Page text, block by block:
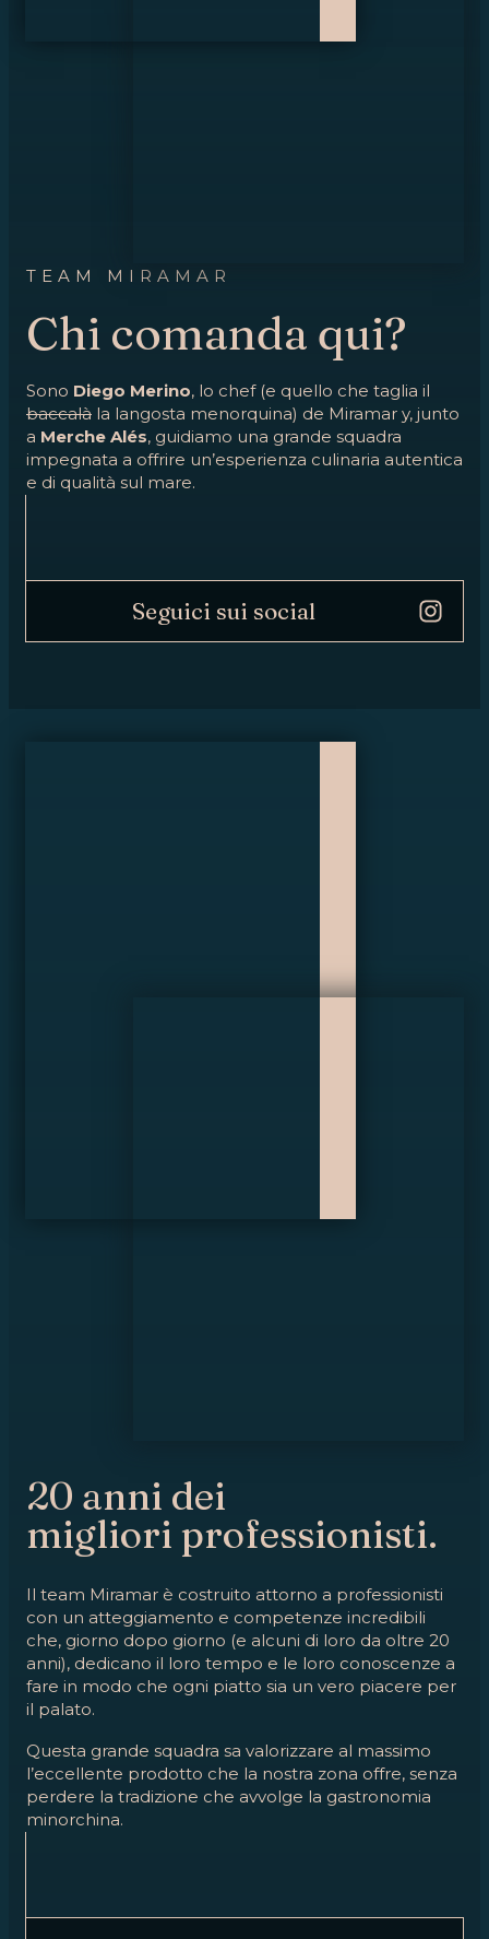
TEAM MIRAMAR
Chi comanda qui?
Sono Diego Merino, lo chef (e quello che taglia il
baccalà la langosta menorquina) de Miramar y, junto
a Merche Alés, guidiamo una grande squadra
impegnata a offrire un’esperienza culinaria autentica
e di qualità sul mare.
Seguici sui social
20 anni dei
migliori professionisti.
Il team Miramar è costruito attorno a professionisti
con un atteggiamento e competenze incredibili
che, giorno dopo giorno (e alcuni di loro da oltre 20
anni), dedicano il loro tempo e le loro conoscenze a
fare in modo che ogni piatto sia un vero piacere per
il palato.
Questa grande squadra sa valorizzare al massimo
l’eccellente prodotto che la nostra zona offre, senza
perdere la tradizione che avvolge la gastronomia
minorchina.